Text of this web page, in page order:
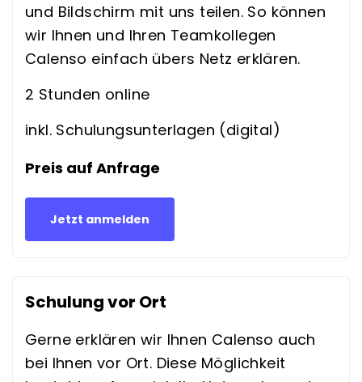
und Bildschirm mit uns teilen. So können
wir Ihnen und Ihren Teamkollegen
Calenso einfach übers Netz erklären.
2 Stunden online
inkl. Schulungsunterlagen (digital)
Preis auf Anfrage
Jetzt anmelden
Schulung vor Ort
Gerne erklären wir Ihnen Calenso auch
bei Ihnen vor Ort. Diese Möglichkeit